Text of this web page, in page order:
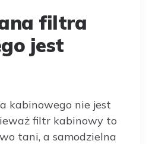
filtra
jest
kabinowego nie jest
filtr kabinowy to
tani, a samodzielna